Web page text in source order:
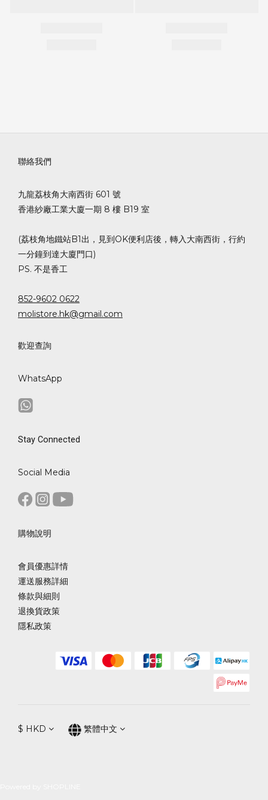
聯絡我們
九龍荔枝角大南西街 601 號
香港紗廠工業大廈一期 8 樓 B19 室
(荔枝角地鐵站B1出，見到OK便利店後，轉入大南西街，行約
一分鐘到達大廈門口)
PS. 不是香工
852-9602 0622
molistore.hk@gmail.com
歡迎查詢
WhatsApp
Stay Connected
Social Media
購物說明
會員優惠詳情
運送服務詳細
條款與細則
退換貨政策
隱私政策
$ HKD 繁體中文